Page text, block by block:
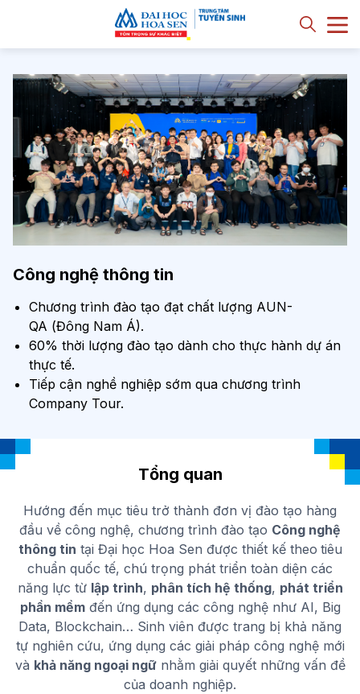
Công nghệ thông tin
Chương trình đào tạo đạt chất lượng AUN-
QA (Đông Nam Á).
60% thời lượng đào tạo dành cho thực hành dự án
thực tế.
Tiếp cận nghề nghiệp sớm qua chương trình
Company Tour.
Tổng quan
Hướng đến mục tiêu trở thành đơn vị đào tạo hàng
đầu về công nghệ, chương trình đào tạo Công nghệ
thông tin tại Đại học Hoa Sen được thiết kế theo tiêu
chuẩn quốc tế, chú trọng phát triển toàn diện các
năng lực từ lập trình, phân tích hệ thống, phát triển
phần mềmđến ứng dụng các công nghệ như AI, Big
Data, Blockchain… Sinh viên được trang bị khả năng
tự nghiên cứu, ứng dụng các giải pháp công nghệ mới
và khả năng ngoại ngữnhằm giải quyết những vấn đề
của doanh nghiệp.